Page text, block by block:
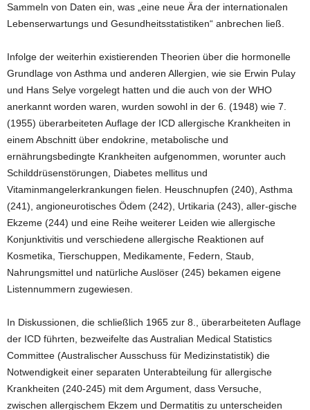
Sammeln von Daten ein, was „eine neue Ära der internationalen
Lebenserwartungs und Gesundheitsstatistiken“ anbrechen ließ.
Infolge der weiterhin existierenden Theorien über die hormonelle
Grundlage von Asthma und anderen Allergien, wie sie Erwin Pulay
und Hans Selye vorgelegt hatten und die auch von der WHO
anerkannt worden waren, wurden sowohl in der 6. (1948) wie 7.
(1955) überarbeiteten Auflage der ICD allergische Krankheiten in
einem Abschnitt über endokrine, metabolische und
ernährungsbedingte Krankheiten aufgenommen, worunter auch
Schilddrüsenstörungen, Diabetes mellitus und
Vitaminmangelerkrankungen fielen. Heuschnupfen (240), Asthma
(241), angioneurotisches Ödem (242), Urtikaria (243), aller-gische
Ekzeme (244) und eine Reihe weiterer Leiden wie allergische
Konjunktivitis und verschiedene allergische Reaktionen auf
Kosmetika, Tierschuppen, Medikamente, Federn, Staub,
Nahrungsmittel und natürliche Auslöser (245) bekamen eigene
Listennummern zugewiesen.
In Diskussionen, die schließlich 1965 zur 8., überarbeiteten Auflage
der ICD führten, bezweifelte das Australian Medical Statistics
Committee (Australischer Ausschuss für Medizinstatistik) die
Notwendigkeit einer separaten Unterabteilung für allergische
Krankheiten (240-245) mit dem Argument, dass Versuche,
zwischen allergischem Ekzem und Dermatitis zu unterscheiden